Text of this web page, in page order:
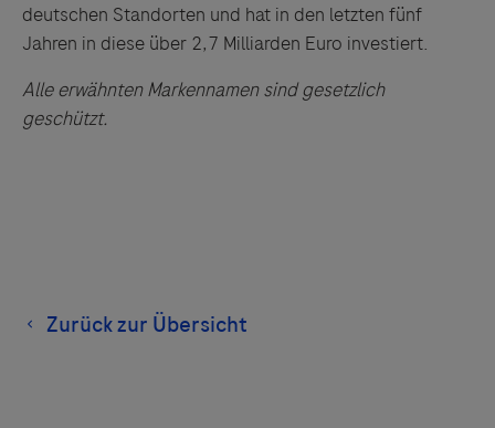
deutschen Standorten und hat in den letzten fünf
Jahren in diese über 2,7 Milliarden Euro investiert.
Alle erwähnten Markennamen sind gesetzlich
geschützt.